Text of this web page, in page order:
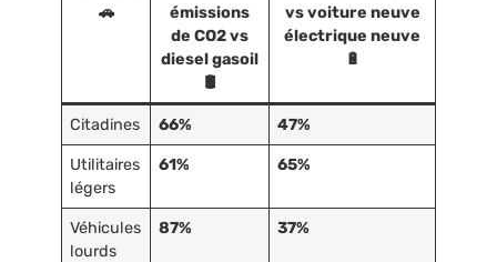
🚗
émissions
de CO2 vs
diesel gasoil
🛢️
vs voiture neuve
électrique neuve
🔋
Citadines 66% 47%
Utilitaires
légers
61% 65%
Véhicules
lourds
87% 37%